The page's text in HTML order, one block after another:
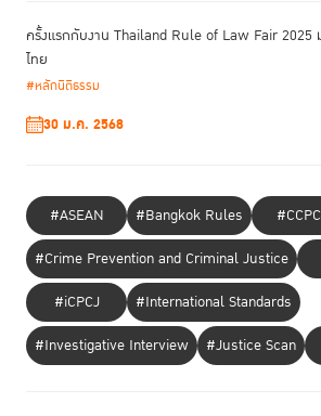
ครั้งแรกกับงาน Thailand Rule of Law Fair 2025
ไทย
#หลักนิติธรรม
30 ม.ค. 2568
#ASEAN #Bangkok Rules
#Crime Prevention and Criminal Justice
#iCPCJ
#International Standards
#Investigative Interview
#Justice Scan